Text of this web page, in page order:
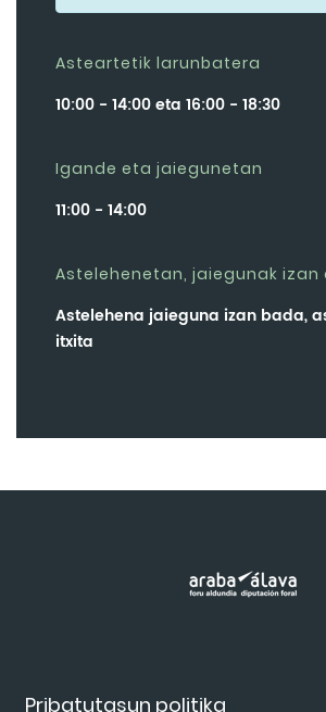
Asteartetik larunbatera
10:00 - 14:00 eta 16:00 - 18:30
Igande eta jaiegunetan
11:00 - 14:00
Astelehenetan, jaiegunak izan
Astelehena jaieguna izan bada,
itxita
Pribatutasun politika